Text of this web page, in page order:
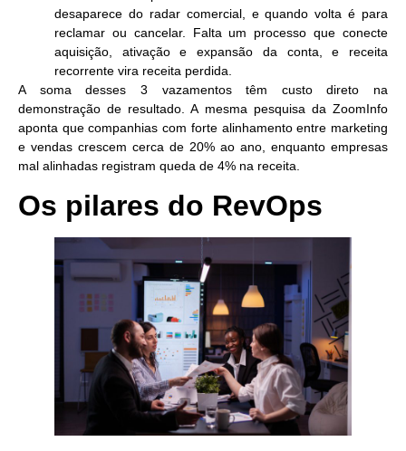
desaparece do radar comercial, e quando volta é para
reclamar ou cancelar. Falta um processo que conecte
aquisição, ativação e expansão da conta, e receita
recorrente vira receita perdida.
A soma desses 3 vazamentos têm custo direto na
demonstração de resultado. A mesma pesquisa da ZoomInfo
aponta quecompanhias com forte alinhamento entre marketing
e vendas crescem cerca de 20% ao ano, enquanto empresas
mal alinhadas registram queda de 4% na receita.
Os pilares do RevOps